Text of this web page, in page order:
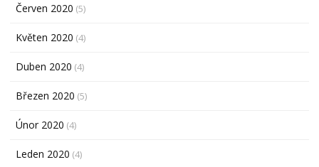
Červen 2020 (5)
Květen 2020 (4)
Duben 2020 (4)
Březen 2020 (5)
Únor 2020 (4)
Leden 2020 (4)